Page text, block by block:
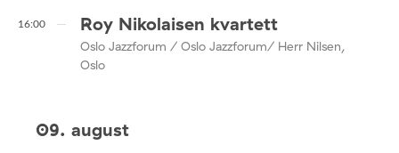
16:00 Roy Nikolaisen kvartett
Oslo Jazzforum / Oslo Jazzforum/ Herr Nilsen,
Oslo
09. august